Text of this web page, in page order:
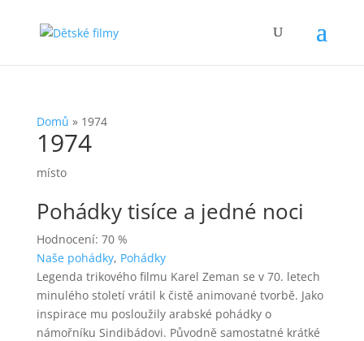
Domů » 1974
1974
místo
Pohádky tisíce a jedné noci
Hodnocení: 70 %
Naše pohádky, Pohádky
Legenda trikového filmu Karel Zeman se v 70. letech
minulého století vrátil k čistě animované tvorbě. Jako
inspirace mu posloužily arabské pohádky o
námořníku Sindibádovi. Původně samostatné krátké